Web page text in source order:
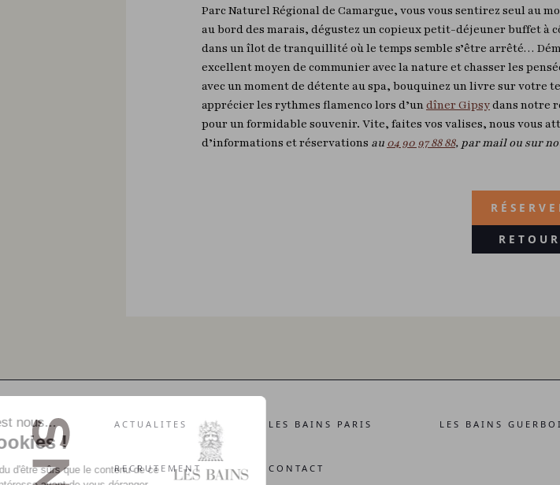
Parc Naturel Régional de Camargue, vous vous sentirez seul au
au bord des marais, dégustez un copieux petit-déjeuner buffet à
dans un îlot de tranquillité où le temps semble s’être arrêté…
excellent moyen de communier avec la nature et chasser les
avec un moment de détente au spa, bouquinez un livre sur votre
apprécier les rythmes flamenco lors d’undîner Gipsydans notre
pour un formidable souvenir. Vite, faites vos valises, nous vous
d’informations et réservations au 04 90 97 88 88, par mail ou sur
RETOUR
ACTUALITES LES BAINS PARIS LES BAINS
RECRUTEMENT CONTACT